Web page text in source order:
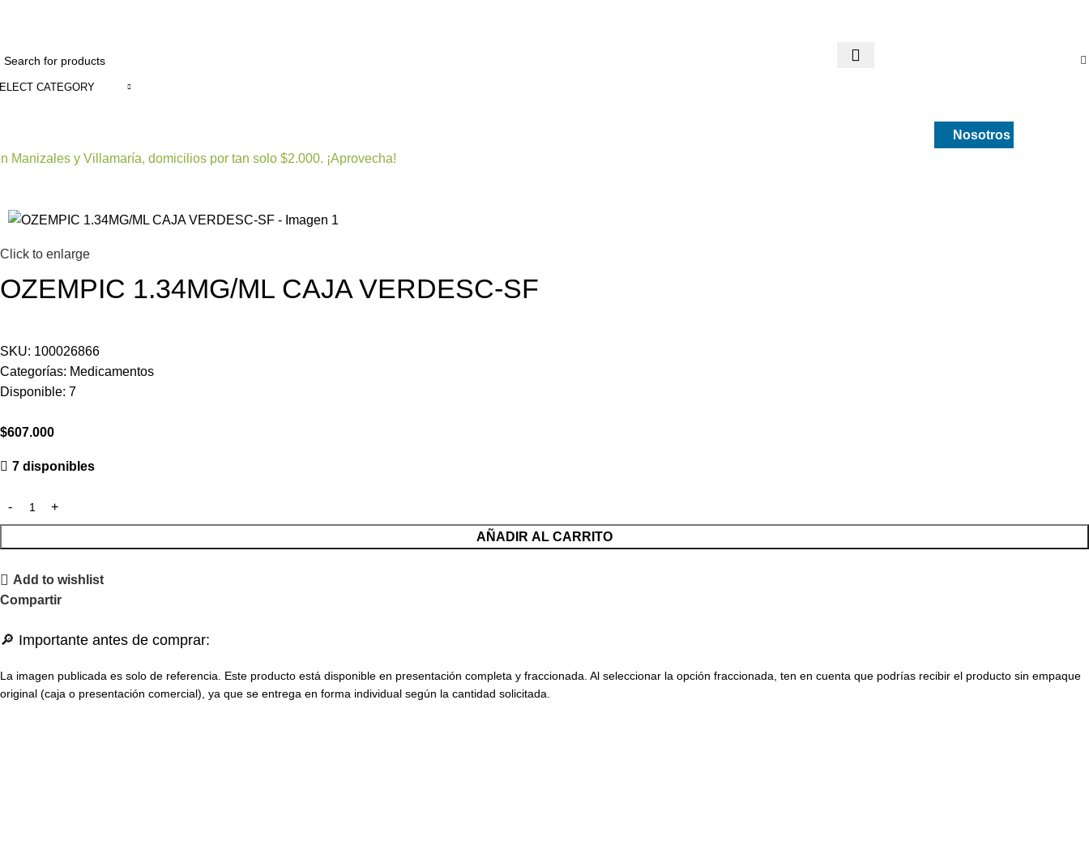
CATEGORY
Nosotros
Manizales y Villamaría, domicilios por tan solo $2.000. ¡Aprovecha!
Click to enlarge
OZEMPIC 1.34MG/ML CAJA VERDESC-SF
SKU: 100026866
Categorías: Medicamentos
Disponible: 7
$607.000
7 disponibles
AÑADIR AL CARRITO
Add to wishlist
Compartir
🔎 Importante antes de comprar:
La imagen publicada es solo de referencia. Este producto está disponible en presentación completa y fraccionada. Al seleccionar la opción fraccionada, ten en cuenta que podrías recibir el producto sin empaque
original (caja o presentación comercial), ya que se entrega en forma individual según la cantidad solicitada.